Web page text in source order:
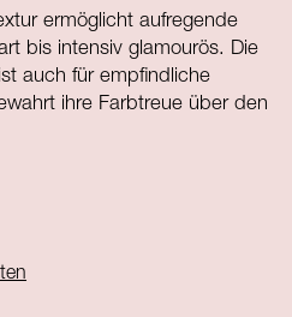
ermöglicht aufregende
bis intensiv glamourös. Die
auch für empfindliche
ihre Farbtreue über den